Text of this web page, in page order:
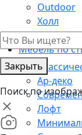
Outdoor
Холл
Ванная
Мебель по
Ар-деко
Лофт
Закрыть
Поиск по